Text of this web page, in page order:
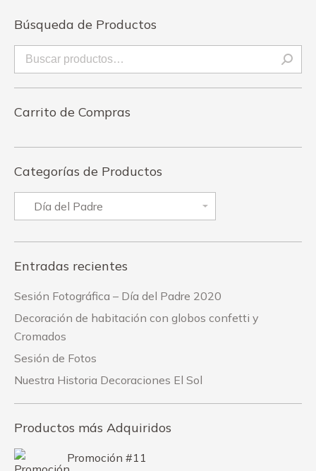
Búsqueda de Productos
Carrito de Compras
Categorías de Productos
Entradas recientes
Sesión Fotográfica – Día del Padre 2020
Decoración de habitación con globos confetti y
Cromados
Sesión de Fotos
Nuestra Historia Decoraciones El Sol
Productos más Adquiridos
Promoción #11